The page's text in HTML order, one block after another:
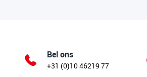
Bel ons
+31 (0)10 46219 77